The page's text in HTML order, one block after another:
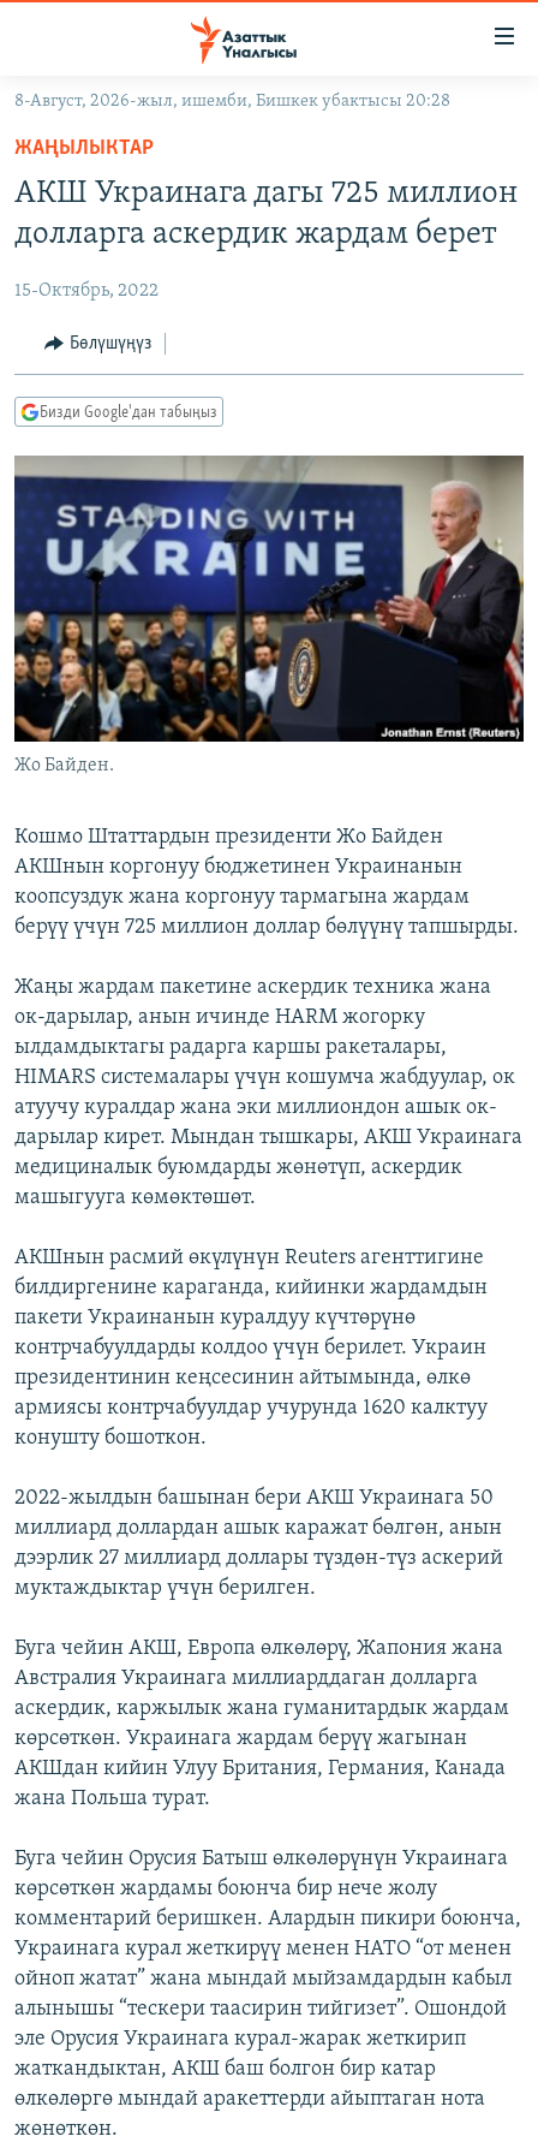
Навигацияга
өтүңүз
Издөөгө
салыңызКЫРГЫЗСТАН
ЭКОНОМИКА
МАДАНИЯТ
БОРБОР АЗИЯ
УКРАИНА
АТАЙЫН ИЛИКТӨӨ
ТВ ПРОГРАММАЛАР
ЭКСПЕРТТЕР ТАЛДАЙТ
БИЗ ЖАНА ДҮЙНӨ
ДАНИСТЕ
ЭЖЕ-СИҢДИЛЕР
АЗАТТЫК+
ЫҢГАЙСЫЗ СУРООЛОР
ӨЗГӨЧӨ ПИКИР
Русский
ОНЛАЙН ШЕРИНЕ
ЭЕ/АРнун бардык сайттары
8-Август, 2026-жыл, ишемби, Бишкек убактысы 20:28
ЖАҢЫЛЫКТАР
АКШ Украинага дагы 725 миллион
долларга аскердик жардам берет
15-Октябрь, 2022
Бөлүшүңүз
Бизди Google'дан табыңыз
Жо Байден.
Кошмо Штаттардын президенти Жо Байден
АКШнын коргонуу бюджетинен Украинанын
коопсуздук жана коргонуу тармагына жардам
берүү үчүн 725 миллион доллар бөлүүнү тапшырды.
Жаңы жардам пакетине аскердик техника жана
ок-дарылар, анын ичинде HARM жогорку
ылдамдыктагы радарга каршы ракеталары,
HIMARS системалары үчүн кошумча жабдуулар, ок
атуучу куралдар жана эки миллиондон ашык ок-
дарылар кирет. Мындан тышкары, АКШ Украинага
медициналык буюмдарды жөнөтүп, аскердик
машыгууга көмөктөшөт.
АКШнын расмий өкүлүнүн Reuters агенттигине
билдиргенине караганда, кийинки жардамдын
пакети Украинанын куралдуу күчтөрүнө
контрчабуулдарды колдоо үчүн берилет. Украин
президентинин кеңсесинин айтымында, өлкө
армиясы контрчабуулдар учурунда 1620 калктуу
конушту бошоткон.
2022-жылдын башынан бери АКШ Украинага 50
миллиард доллардан ашык каражат бөлгөн, анын
дээрлик 27 миллиард доллары түздөн-түз аскерий
муктаждыктар үчүн берилген.
Буга чейин АКШ, Европа өлкөлөрү, Жапония жана
Австралия Украинага миллиарддаган долларга
аскердик, каржылык жана гуманитардык жардам
көрсөткөн. Украинага жардам берүү жагынан
АКШдан кийин Улуу Британия, Германия, Канада
жана Польша турат.
Буга чейин Орусия Батыш өлкөлөрүнүн Украинага
көрсөткөн жардамы боюнча бир нече жолу
комментарий беришкен. Алардын пикири боюнча,
Украинага курал жеткирүү менен НАТО “от менен
ойноп жатат” жана мындай мыйзамдардын кабыл
алынышы “тескери таасирин тийгизет”. Ошондой
эле Орусия Украинага курал-жарак жеткирип
жаткандыктан, АКШ баш болгон бир катар
өлкөлөргө мындай аракеттерди айыптаган нота
жөнөткөн.